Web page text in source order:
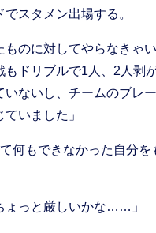
スタメン出場する。
ものに対してやらなきゃ
もドリブルで1人、2人剥
いないし、チームのブレ
いました」
何もできなかった自分を
ょっと厳しいかな……」